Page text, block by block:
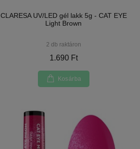
CLARESA UV/LED gél lakk 5g - CAT EYE
Light Brown
2 db raktáron
1.690 Ft
Kosárba